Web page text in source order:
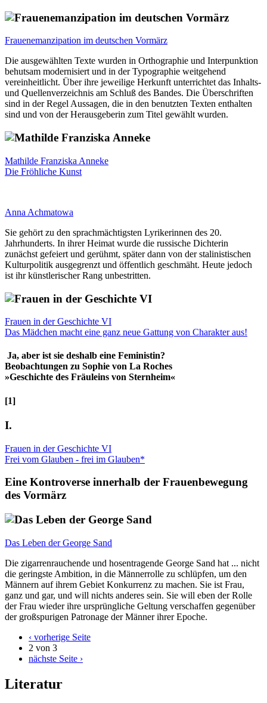
Frauenemanzipation im deutschen Vormärz
Die ausgewählten Texte wurden in Orthographie und Interpunktion
behutsam modernisiert und in der Typographie weitgehend
vereinheitlicht. Über ihre jeweilige Herkunft unterrichtet das Inhalts-
und Quellenverzeichnis am Schluß des Bandes. Die Überschriften
sind in der Regel Aussagen, die in den benutzten Texten enthalten
sind und von der Herausgeberin zum Titel gewählt wurden.
Mathilde Franziska Anneke
Die Fröhliche Kunst
Anna Achmatowa
Sie gehört zu den sprachmächtigsten Lyrikerinnen des 20.
Jahrhunderts. In ihrer Heimat wurde die russische Dichterin
zunächst gefeiert und gerühmt, später dann von der stalinistischen
Kulturpolitik ausgegrenzt und öffentlich geschmäht. Heute jedoch
ist ihr künstlerischer Rang unbestritten.
Frauen in der Geschichte VI
Das Mädchen macht eine ganz neue Gattung von Charakter aus!
Ja, aber ist sie deshalb eine Feministin?
Beobachtungen zu Sophie von La Roches
»Geschichte des Fräuleins von Sternheim«
[1]
I.
Frauen in der Geschichte VI
Frei vom Glauben - frei im Glauben*
Eine Kontroverse innerhalb der Frauenbewegung
des Vormärz
Das Leben der George Sand
Die zigarrenrauchende und hosentragende George Sand hat ... nicht
die geringste Ambition, in die Männerrolle zu schlüpfen, um den
Männern auf ihrem Gebiet Konkurrenz zu machen. Sie ist Frau,
ganz und gar, und will nichts anderes sein. Sie will eben der Rolle
der Frau wieder ihre ursprüngliche Geltung verschaffen gegenüber
der großspurigen Patronage der Männer ihrer Epoche.
‹ vorherige Seite
2 von 3
nächste Seite ›
Literatur